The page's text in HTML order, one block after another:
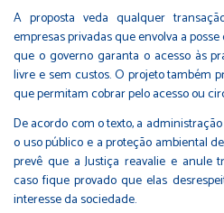
A proposta veda qualquer
empresas privadas que envolva a
que o governo garanta o acesso às
livre e sem custos. O projeto também
que permitam cobrar pelo acesso ou
De acordo com o texto, a
o uso público e a proteção ambiental
prevê que a Justiça reavalie e anule
caso fique provado que elas
interesse da sociedade.